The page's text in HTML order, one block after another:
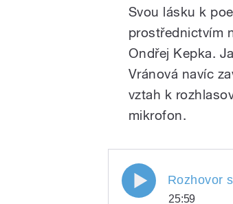
Svou lásku k
prostřednictvím
Ondřej Kepka.
Vránová navíc
vztah k
mikrofon.
Rozhovor
25:59